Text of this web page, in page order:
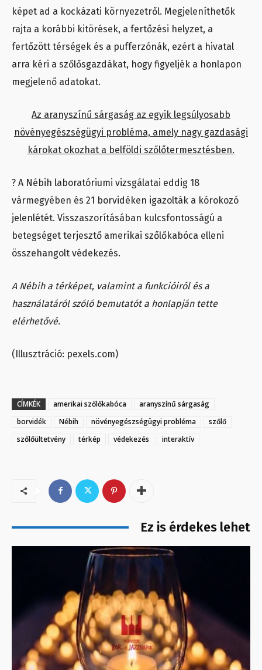
képet ad a kockázati környezetről. Megjeleníthetők
rajta a korábbi kitörések, a fertőzési helyzet, a
fertőzött térségek és a pufferzónák, ezért a hivatal
arra kéri a szőlősgazdákat, hogy figyeljék a honlapon
megjelenő adatokat.
Az aranyszínű sárgaság az egyik legsúlyosabb
növényegészségügyi probléma, amely nagy gazdasági
károkat okozhat a belföldi szőlőtermesztésben.
? A Nébih laboratóriumi vizsgálatai eddig 18
vármegyében és 21 borvidéken igazolták a kórokozó
jelenlétét. Visszaszorításában kulcsfontosságú a
betegséget terjesztő amerikai szőlőkabóca elleni
összehangolt védekezés.
A Nébih a térképet, valamint a funkcióiról és a
használatáról szóló bemutatót a honlapján tette
elérhetővé.
(Illusztráció: pexels.com)
CÍMKÉK amerikai szőlőkabóca
aranyszínű sárgaság
borvidék
Nébih növényegészségügyi probléma
szőlő
szőlőültetvény
térkép védekezés interaktív
Ez is érdekes lehet